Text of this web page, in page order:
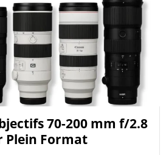
70-200 mm f/2.8
Plein Format